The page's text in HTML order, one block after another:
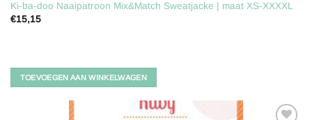
Ki-ba-doo Naaipatroon Mix&Match Sweatjacke | maat XS-XXXXL
€15,15
TOEVOEGEN AAN WINKELWAGEN